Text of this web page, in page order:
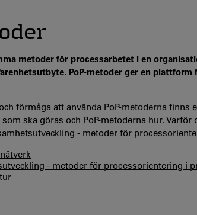
metoder för processarbetet i en
PoP-metoder ger en
förmåga att använda PoP-metoderna
som ska göras och PoP-metoderna hur.
- metoder för
- metoder för processorientering i